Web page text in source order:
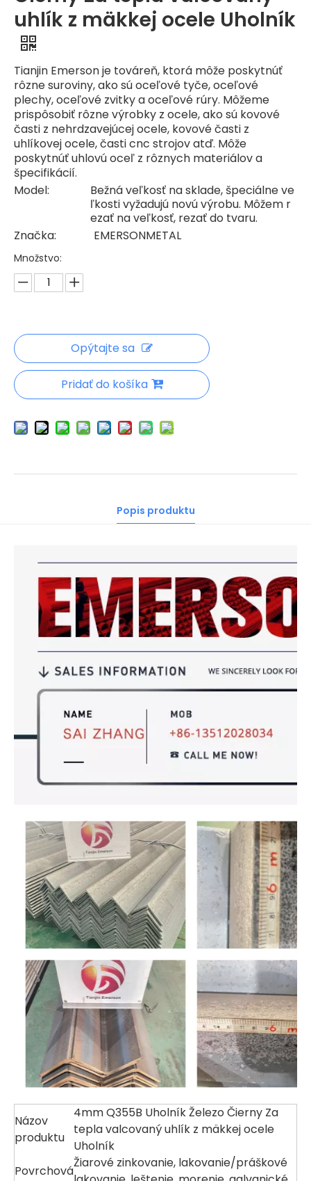
uhlík z mäkkej ocele Uholník
Tianjin Emerson je továreň, ktorá môže poskytnúť
rôzne suroviny, ako sú oceľové tyče, oceľové
plechy, oceľové zvitky a oceľové rúry. Môžeme
prispôsobiť rôzne výrobky z ocele, ako sú kovové
časti z nehrdzavejúcej ocele, kovové časti z
uhlíkovej ocele, časti cnc strojov atď. Môže
poskytnúť uhlovú oceľ z rôznych materiálov a
špecifikácií.
Model:
Bežná veľkosť na sklade, špeciálne ve
ľkosti vyžadujú novú výrobu. Môžem r
ezať na veľkosť, rezať do tvaru.
Značka:
EMERSONMETAL
Množstvo:
Opýtajte sa
Pridať do košíka
Popis produktu
Názov
produktu
4mm Q355B Uholník Železo Čierny Za
tepla valcovaný uhlík z mäkkej ocele
Uholník
Povrchová
Žiarové zinkovanie, lakovanie/práškové